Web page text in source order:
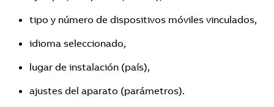
tipo y número de dispositivos móviles vinculados,
idioma seleccionado,
lugar de instalación (país),
ajustes del aparato (parámetros).